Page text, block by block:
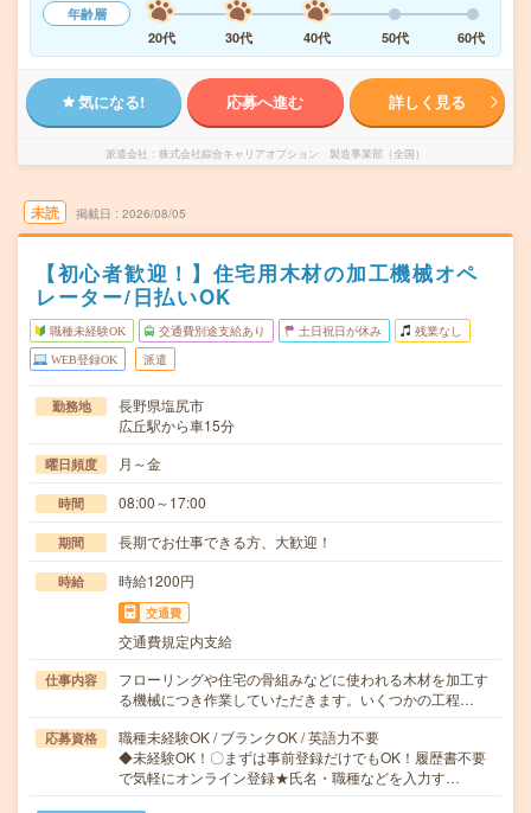
年齢層
20代
30代 40代 50代 60代
気になる! 応募へ進む 詳しく見る
派遣会社 株式会社綜合キャリアオプション 製造事業部（全国）
未読 掲載日 2026/08/05
【初心者歓迎！】住宅用木材の加工機械オペ
レーター/日払いOK
職種未経験OK 交通費別途支給あり 土日祝日が休み 残業なし
WEB登録OK 派遣
勤務地
長野県塩尻市
広丘駅から車15分
曜日頻度 月～金
時間 08:00～17:00
期間 長期でお仕事できる方、大歓迎！
時給 時給1200円
交通費
交通費規定内支給
仕事内容
フローリングや住宅の骨組みなどに使われる木材を加工す
る機械につき作業していただきます。いくつかの工程…
応募資格
職種未経験OK / ブランクOK / 英語力不要
◆未経験OK！〇まずは事前登録だけでもOK！履歴書不要
で気軽にオンライン登録★氏名・職種などを入力す…